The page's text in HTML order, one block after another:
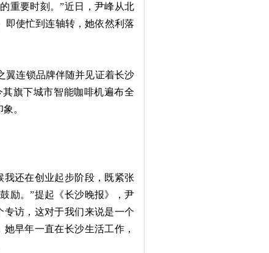
重要时刻。”近日，尹峰从北
即使忙到连轴转，她依然利落
连锁品牌伴随并见证着长沙
旗下城市智能咖啡机遍布全
。
还在创业起步阶段，既紧张
励。”提起《长沙晚报》，尹
访，这对于我们来说是一个
早年一直在长沙生活工作，